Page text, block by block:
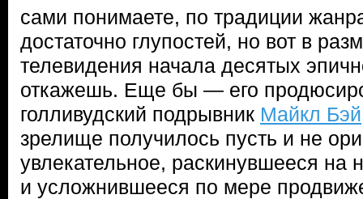
сами понимаете, по традиции
достаточно глупостей, но вот в
телевидения начала десятых
откажешь. Еще бы — его
голливудский подрывник Майкл Бэй
зрелище получилось пусть и не
увлекательное, раскинувшееся на
и усложнившееся по мере